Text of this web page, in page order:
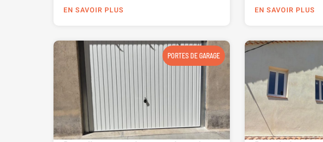
EN SAVOIR PLUS EN SAVOIR PLUS
PORTES DE GARAGE